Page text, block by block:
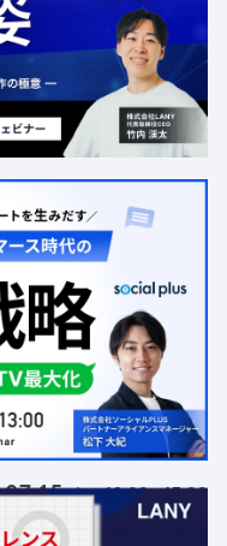
ド 記事制作
火
ックコマース時代の
で実現するLTV最
ィング EC
07.15 水 12:00 - 13:00
ント〜世界最高峰の